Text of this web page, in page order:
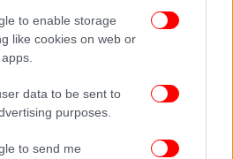
to enable storage
like cookies on web or
data to be sent to
purposes.
to send me
τον Κ. Φλώρο (πρώην